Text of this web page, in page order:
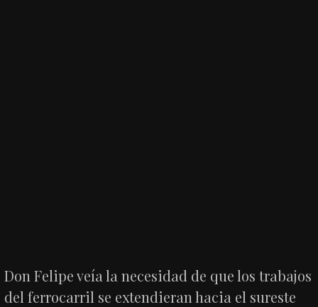
Don Felipe veía la necesidad de que los trabajos
del ferrocarril se extendieran hacia el sureste